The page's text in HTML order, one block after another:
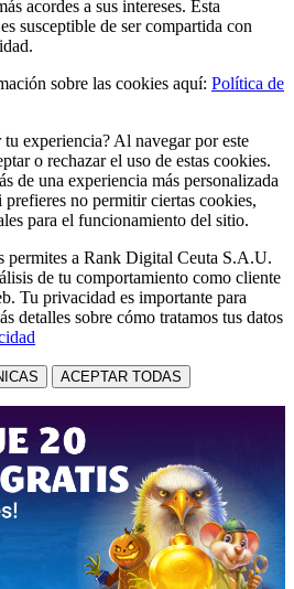
acordes a sus intereses. Esta
susceptible de ser compartida con
sobre las cookies aquí: Política de
experiencia? Al navegar por este
o rechazar el uso de estas cookies.
de una experiencia más personalizada
no permitir ciertas cookies,
para el funcionamiento del sitio.
permites a Rank Digital Ceuta S.A.U.
de tu comportamiento como cliente
Tu privacidad es importante para
detalles sobre cómo tratamos tus datos
ACEPTAR TODAS